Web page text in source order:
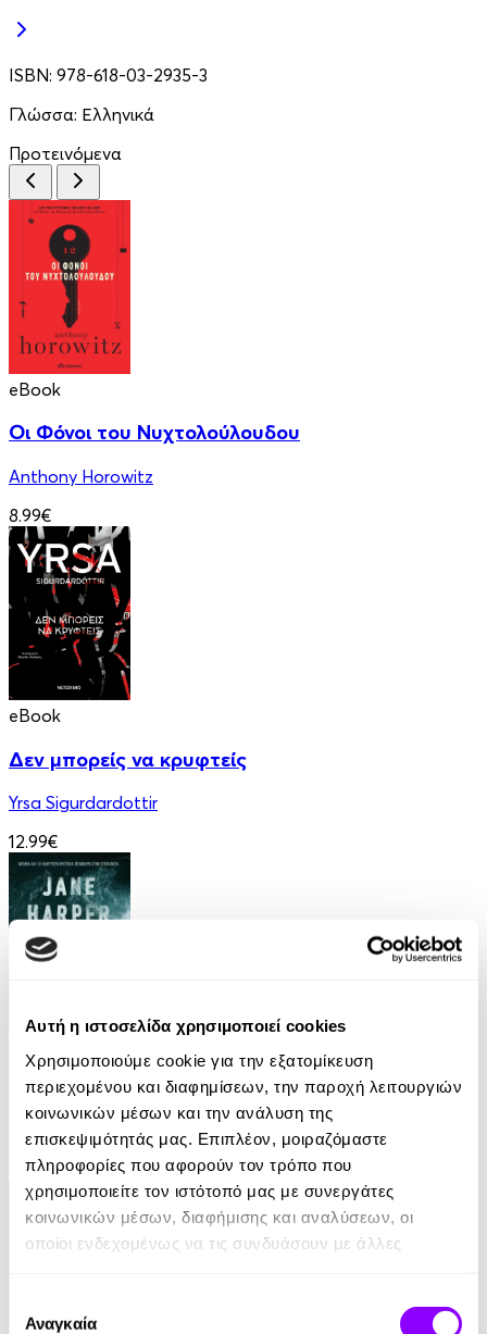
Αυτή η ιστοσελίδα χρησιμοποιεί cookies
Χρησιμοποιούμε cookie για την εξατομίκευση
περιεχομένου και διαφημίσεων, την παροχή λειτουργιών
κοινωνικών μέσων και την ανάλυση της
επισκεψιμότητάς μας. Επιπλέον, μοιραζόμαστε
πληροφορίες που αφορούν τον τρόπο που
χρησιμοποιείτε τον ιστότοπό μας με συνεργάτες
κοινωνικών μέσων, διαφήμισης και αναλύσεων, οι
οποίοι ενδεχομένως να τις συνδυάσουν με άλλες
των υπηρεσιών τους.
συγκατάθεσης
Αναγκαία
ISBN: 978-618-03-2935-3
Γλώσσα: Ελληνικά
Προτεινόμενα
eBook
Οι Φόνοι του Νυχτολούλουδου
Anthony Horowitz
8.99€
eBook
Δεν μπορείς να κρυφτείς
Yrsa Sigurdardottir
12.99€
Αυτοί που επέζησαν
Jane Harper
10.99€